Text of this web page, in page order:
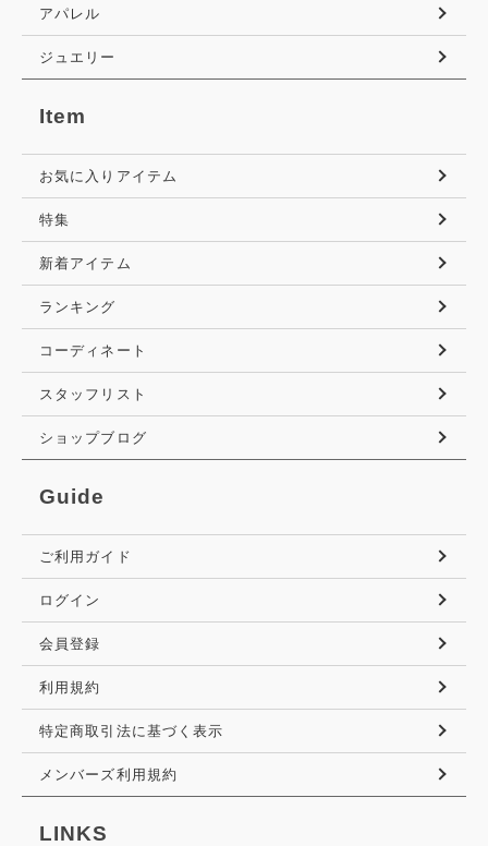
アパレル
ジュエリー
Item
お気に入りアイテム
特集
新着アイテム
ランキング
コーディネート
スタッフリスト
ショップブログ
Guide
ご利用ガイド
ログイン
会員登録
利用規約
特定商取引法に基づく表示
メンバーズ利用規約
LINKS